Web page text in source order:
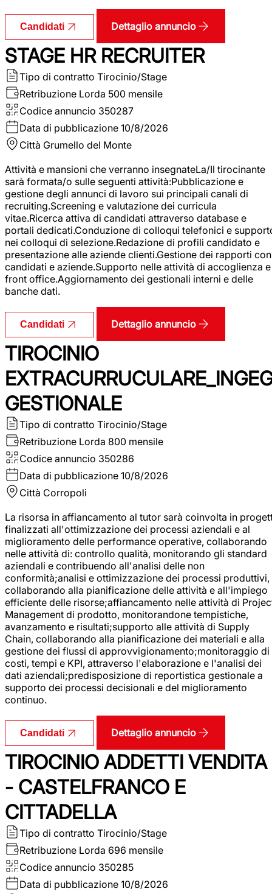
Candidati Dettaglio annuncio
STAGE HR RECRUITER
Tipo di contratto Tirocinio/Stage
Retribuzione Lorda 500 mensile
Codice annuncio 350287
Data di pubblicazione 10/8/2026
Città Grumello del Monte
Attività e mansioni che verranno insegnateLa/Il tirocinante
sarà formata/o sulle seguenti attività:Pubblicazione e
gestione degli annunci di lavoro sui principali canali di
recruiting.Screening e valutazione dei curricula
vitae.Ricerca attiva di candidati attraverso database e
portali dedicati.Conduzione di colloqui telefonici e
nei colloqui di selezione.Redazione di profili candidato e
presentazione alle aziende clienti.Gestione dei rapporti con
candidati e aziende.Supporto nelle attività di accoglienza e
front office.Aggiornamento dei gestionali interni e delle
banche dati.
Candidati Dettaglio annuncio
TIROCINIO
GESTIONALE
Tipo di contratto Tirocinio/Stage
Retribuzione Lorda 800 mensile
Codice annuncio 350286
Data di pubblicazione 10/8/2026
Città Corropoli
La risorsa in affiancamento al tutor sarà coinvolta in
finalizzati all'ottimizzazione dei processi aziendali e al
miglioramento delle performance operative, collaborando
nelle attività di: controllo qualità, monitorando gli standard
aziendali e contribuendo all'analisi delle non
conformità;analisi e ottimizzazione dei processi produttivi,
collaborando alla pianificazione delle attività e all'impiego
efficiente delle risorse;affiancamento nelle attività di
Management di prodotto, monitorandone tempistiche,
avanzamento e risultati;supporto alle attività di Supply
Chain, collaborando alla pianificazione dei materiali e alla
gestione dei flussi di approvvigionamento;monitoraggio di
costi, tempi e KPI, attraverso l'elaborazione e l'analisi dei
dati aziendali;predisposizione di reportistica gestionale a
supporto dei processi decisionali e del miglioramento
continuo.
Candidati Dettaglio annuncio
TIROCINIO ADDETTI VENDITA
- CASTELFRANCO E
CITTADELLA
Tipo di contratto Tirocinio/Stage
Retribuzione Lorda 696 mensile
Codice annuncio 350285
Data di pubblicazione 10/8/2026